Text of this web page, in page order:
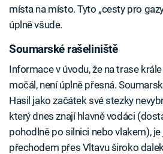
místa na místo. Tyto „cesty pro
úplně všude.
Soumarské rašeliniště
Informace v úvodu, že na trase
močál, není úplně přesná.
Hasil jako začátek své stezky
který dnes znají hlavně vodáci
pohodlně po silnici nebo vlakem),
přechodem přes Vltavu široko